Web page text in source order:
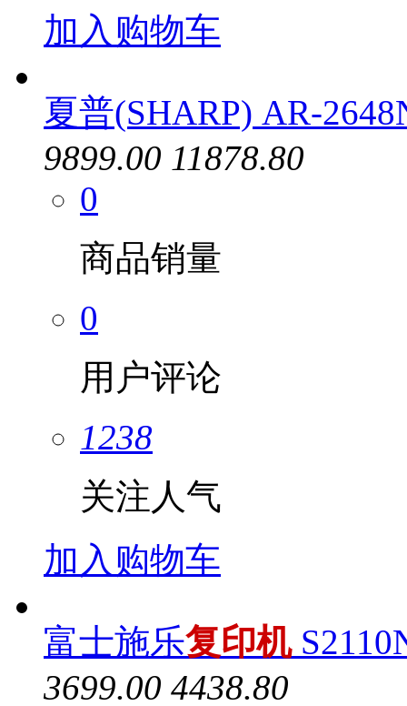
加入购物车
夏普(SHARP) AR-
9899.00 11878.80
0
商品销量
0
用户评论
1238
关注人气
加入购物车
富士施乐复印机
3699.00 4438.80